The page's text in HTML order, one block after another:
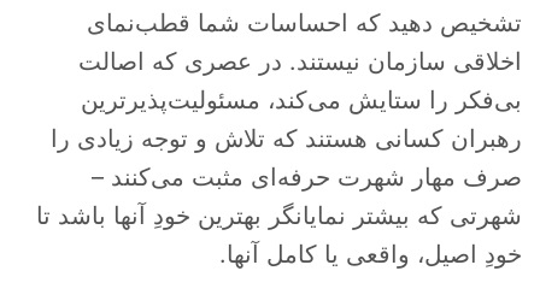
تشخیص دهید که احساسات شما قطب‌نمای
اخلاقی سازمان نیستند. در عصری که اصالت
بی‌فکر را ستایش می‌کند، مسئولیت‌پذیرترین
رهبران کسانی هستند که تلاش و توجه زیادی را
صرف مهار شهرت حرفه‌ای مثبت می‌کنند –
شهرتی که بیشتر نمایانگر بهترین خودِ آنها باشد تا
خودِ اصیل، واقعی یا کامل آنها.